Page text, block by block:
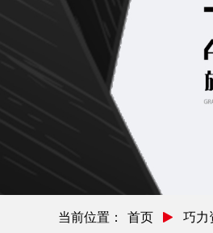
当前位置： 首页 巧力